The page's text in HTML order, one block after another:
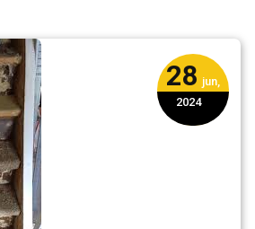
28 jun,
2024